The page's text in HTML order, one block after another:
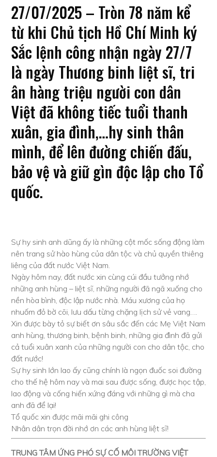
27/07/2025 – Tròn 78 năm kể
từ khi Chủ tịch Hồ Chí Minh ký
Sắc lệnh công nhận ngày 27/7
là ngày Thương binh liệt sĩ, tri
ân hàng triệu người con dân
Việt đã không tiếc tuổi thanh
xuân, gia đình,…hy sinh thân
mình, để lên đường chiến đấu,
bảo vệ và giữ gìn độc lập cho Tổ
quốc.
Sự hy sinh anh dũng ấy là những cột mốc sống động làm
nên trang sử hào hùng của dân tộc và chủ quyền thiêng
liêng của đất nước Việt Nam.
Ngày hôm nay, đất nước xin cùng cúi đầu tưởng nhớ
những anh hùng – liệt sĩ, những người đã ngã xuống cho
nền hòa bình, độc lập nước nhà. Máu xương của họ
nhuốm đỏ bờ cõi, lưu dấu từng chặng lịch sử vẻ vang….
Xin được bày tỏ sự biết ơn sâu sắc đến các Mẹ Việt Nam
anh hùng, thương binh, bệnh binh, những gia đình đã gửi
cả tuổi xuân xanh của những người con cho dân tộc, cho
đất nước!
Sự hy sinh lớn lao ấy cũng chính là ngọn đuốc soi đường
cho thế hệ hôm nay và mai sau được sống, được học tập,
lao động và cống hiến xứng đáng với những gì mà cha
anh đã để lại!
Tổ quốc xin được mãi mãi ghi công
Nhân dân trọn đời nhớ ơn các anh hùng liệt sĩ!
TRUNG TÂM ỨNG PHÓ SỰ CỐ MÔI TRƯỜNG VIỆT